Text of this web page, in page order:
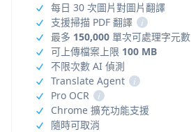
每日 30 次圖片對圖片翻譯
支援掃描 PDF 翻譯
i
最多 150,000 單次可處理字元數
可上傳檔案上限 100 MB
不限次數 AI 偵測
Translate Agent
i
Pro OCR
i
Chrome 擴充功能支援
隨時可取消